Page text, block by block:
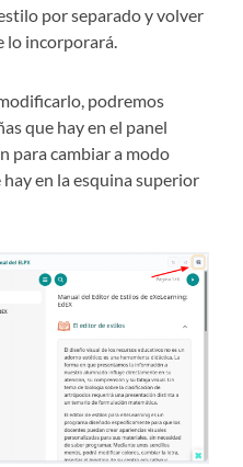
por separado y volver
lo incorporará.
podremos
que hay en el panel
para cambiar a modo
en la esquina superior